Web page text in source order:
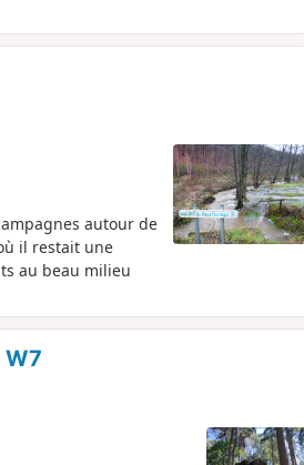
autour de
il restait une
au beau milieu
W7